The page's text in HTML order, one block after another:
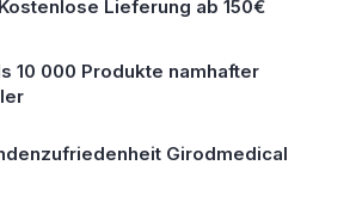
Kostenlose Lieferung ab 150€
10 000 Produkte namhafter
Girodmedical